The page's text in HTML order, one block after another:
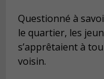
Questionné à
le quartier, les
s’apprêtaient à
voisin.